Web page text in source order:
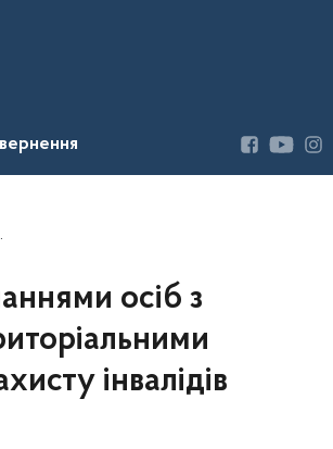
осіб з
інвалідів